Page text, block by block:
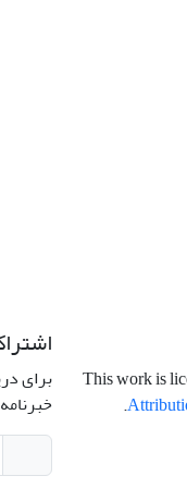
This work is
.
برای